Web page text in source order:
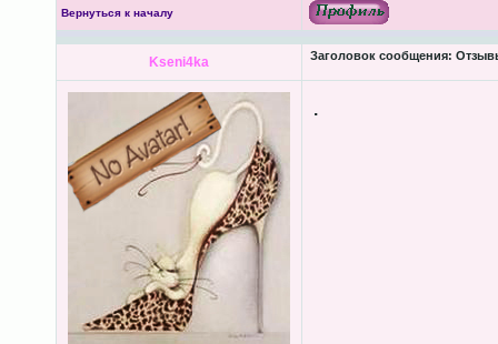
Вернуться к началу
Kseni4ka Заголовок сообщения:
.